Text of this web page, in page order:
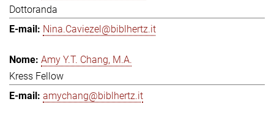
Dottoranda
Nina.Caviezel@biblhertz.it
Amy Y.T. Chang, M.A.
Kress Fellow
amychang@biblhertz.it